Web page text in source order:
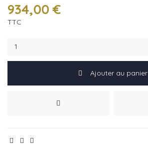
934,00 €
TTC
Ajouter au panier